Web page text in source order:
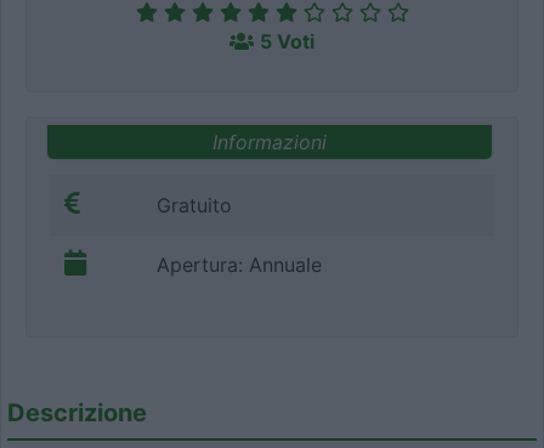
5 Voti
Informazioni
Gratuito
Apertura: Annuale
Descrizione